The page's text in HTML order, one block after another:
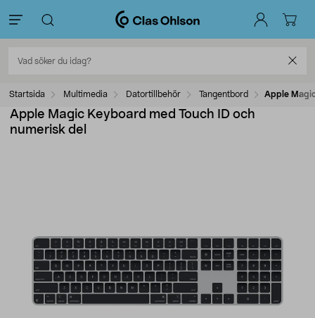
Startsida Multimedia Datortillbehör Tangentbord Apple
Apple Magic Keyboard med Touch ID och
numerisk del